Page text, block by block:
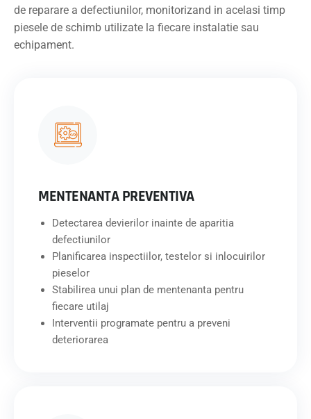
de reparare a defectiunilor, monitorizand in acelasi timp
piesele de schimb utilizate la fiecare instalatie sau
echipament.
MENTENANTA PREVENTIVA
Detectarea devierilor inainte de aparitia
defectiunilor
Planificarea inspectiilor, testelor si inlocuirilor
pieselor
Stabilirea unui plan de mentenanta pentru
fiecare utilaj
Interventii programate pentru a preveni
deteriorarea